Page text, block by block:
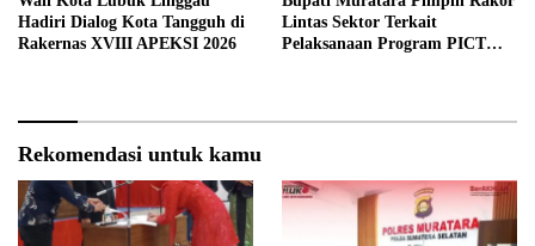
Hadiri Dialog Kota Tangguh di
Rakernas XVIII APEKSI 2026
Lintas Sektor Terkait
Pelaksanaan Program PICT
Rekomendasi untuk kamu